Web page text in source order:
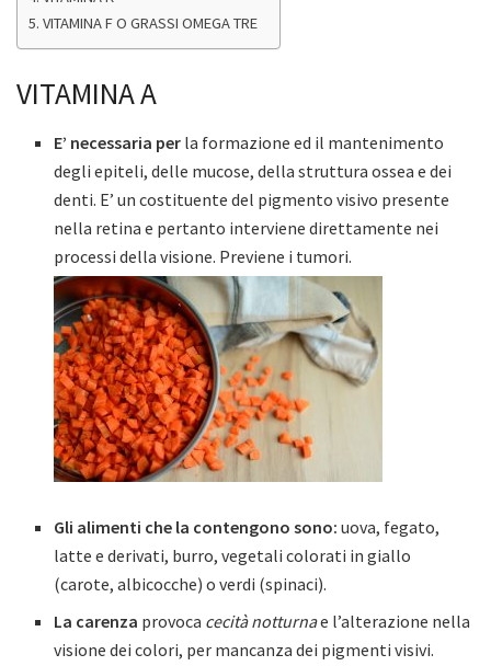
VITAMINA F O GRASSI OMEGA TRE
VITAMINA A
E’ necessaria per la formazione ed il mantenimento
degli epiteli, delle mucose, della struttura ossea e dei
denti. E’ un costituente del pigmento visivo presente
nella retina e pertanto interviene direttamente nei
processi della visione. Previene i tumori.
Gli alimenti che la contengono sono:uova, fegato,
latte e derivati, burro, vegetali colorati in giallo
(carote, albicocche) o verdi (spinaci).
La carenza provoca cecità notturnae l’alterazione nella
visione dei colori, per mancanza dei pigmenti visivi.